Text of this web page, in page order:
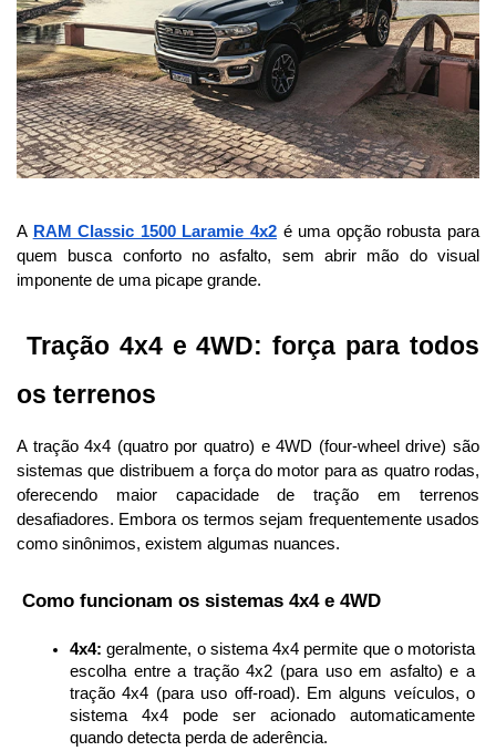
A RAM Classic 1500 Laramie 4x2 é uma opção robusta para
quem busca conforto no asfalto, sem abrir mão do visual
imponente de uma picape grande.
Tração 4x4 e 4WD: força para todos
os terrenos
A tração 4x4 (quatro por quatro) e 4WD (four-wheel drive) são
sistemas que distribuem a força do motor para as quatro rodas,
oferecendo maior capacidade de tração em terrenos
desafiadores. Embora os termos sejam frequentemente usados
como sinônimos, existem algumas nuances.
Como funcionam os sistemas 4x4 e 4WD
4x4: geralmente, o sistema 4x4 permite que o motorista
escolha entre a tração 4x2 (para uso em asfalto) e a
tração 4x4 (para uso off-road). Em alguns veículos, o
sistema 4x4 pode ser acionado automaticamente
quando detecta perda de aderência.